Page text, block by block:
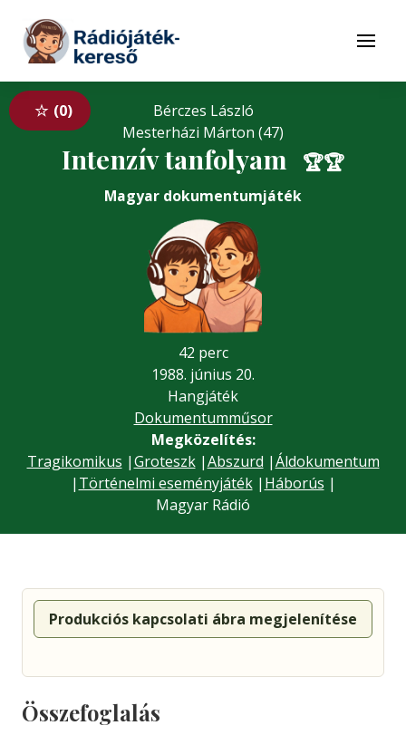
Tovább a tartalomhoz
Menü
0
Bérczes László
Mesterházi Márton (47)
Intenzív tanfolyam 🏆🏆
Magyar dokumentumjáték
42 perc
1988. június 20.
Hangjáték
Dokumentumműsor
Megközelítés:
Tragikomikus |Groteszk|Abszurd |Áldokumentum
| Történelmi eseményjáték| Háborús |
Magyar Rádió
Produkciós kapcsolati ábra megjelenítése
Összefoglalás